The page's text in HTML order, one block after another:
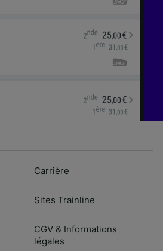
Carrière
Sites Trainline
CGV & Informations
légales